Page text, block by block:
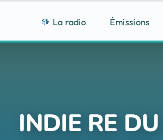
La radio Émissions
INDIE RE